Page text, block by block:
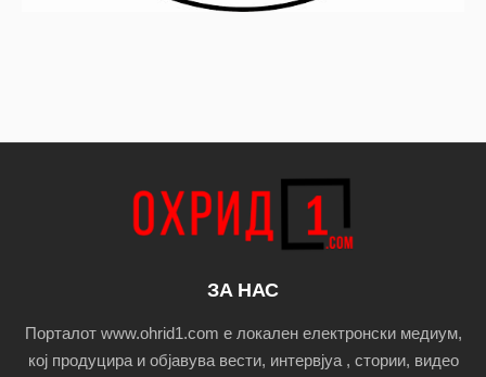
ЗА НАС
Порталот www.ohrid1.com е локален електронски медиум,
кој продуцира и објавува вести, интервјуа , стории, видео